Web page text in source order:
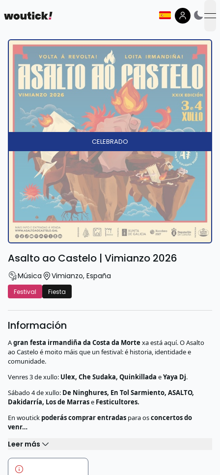
CELEBRADO
Asalto ao Castelo | Vimianzo 2026
Música Vimianzo, España
Festival Fiesta
Información
Agran festa irmandiña da Costa da Morte xa está aquí. O Asalto
ao Castelo é moito máis que un festival: é historia, identidade e
comunidade.
Venres 3 de xullo: Ulex, Che Sudaka, Quinkillada eYaya Dj.
Sábado 4 de xullo: De Ninghures, En Tol Sarmiento, ASALTO,
Dakidarría, Los de Marrase Festicultores.
En woutick poderás comprar entradas para osconcertos do
venr…
Leer más